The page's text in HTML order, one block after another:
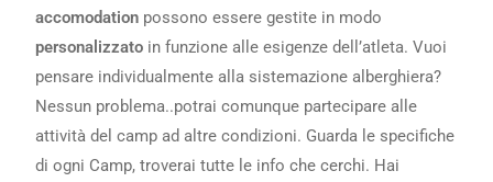
accomodation possono essere gestite in modo
personalizzato in funzione alle esigenze dell’atleta. Vuoi
pensare individualmente alla sistemazione alberghiera?
Nessun problema..potrai comunque partecipare alle
attività del camp ad altre condizioni. Guarda le specifiche
di ogni Camp, troverai tutte le info che cerchi. Hai